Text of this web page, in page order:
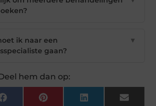
ik naar een
gaan?
▼
hem dan op:
Facebook Pinterest LinkedIn Email